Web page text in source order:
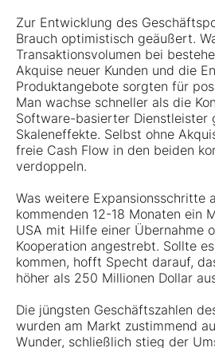
Zur Entwicklung des
Brauch optimistisch geäußert.
Transaktionsvolumen bei
Akquise neuer Kunden und die
Produktangebote sorgten für
Man wachse schneller als die
Software-basierter Dienstleister
Skaleneffekte. Selbst ohne
freie Cash Flow in den beiden
verdoppeln.
Was weitere Expansionsschritte
kommenden 12-18 Monaten ein
USA mit Hilfe einer Übernahme
Kooperation angestrebt. Sollte
kommen, hofft Specht darauf,
höher als 250 Millionen Dollar
Die jüngsten Geschäftszahlen
wurden am Markt zustimmend
Wunder, schließlich stieg der